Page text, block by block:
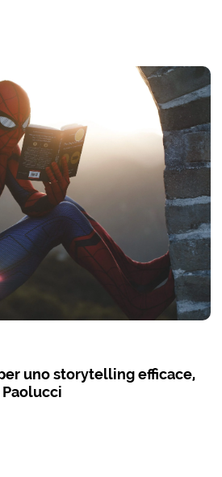
uno storytelling efficace,